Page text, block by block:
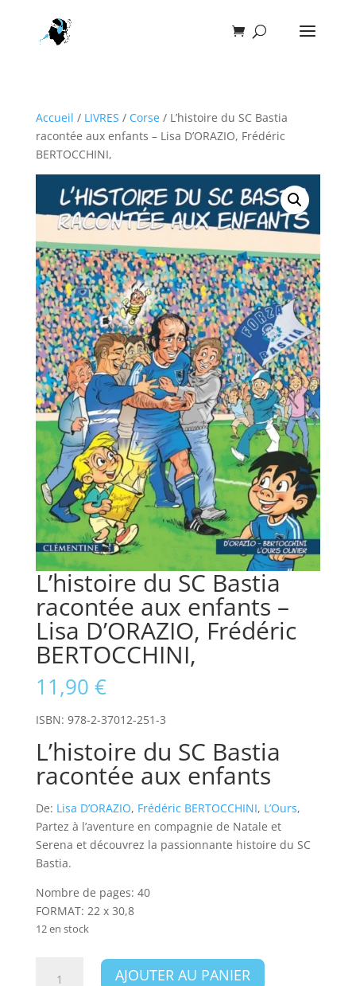
Accueil / LIVRES / Corse/ L’histoire du SC Bastia
racontée aux enfants – Lisa D’ORAZIO, Frédéric
BERTOCCHINI,
L’histoire du SC Bastia
racontée aux enfants –
Lisa D’ORAZIO, Frédéric
BERTOCCHINI,
11,90 €
ISBN: 978-2-37012-251-3
L’histoire du SC Bastia
racontée aux enfants
De: Lisa D’ORAZIO, Frédéric BERTOCCHINI, L’Ours,
Partez à l’aventure en compagnie de Natale et
Serena et découvrez la passionnante histoire du SC
Bastia.
Nombre de pages: 40
FORMAT: 22 x 30,8
12 en stock
AJOUTER AU PANIER